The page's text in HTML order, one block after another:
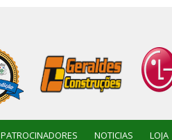
PATROCINADORES NOTICIAS LOJA